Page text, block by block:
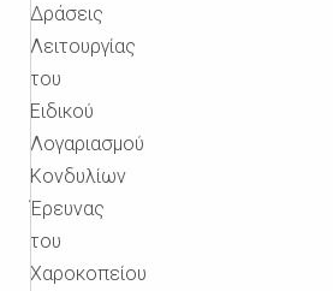
Δράσεις
Λειτουργίας
του
Ειδικού
Λογαριασμού
Κονδυλίων
Έρευνας
του
Χαροκοπείου